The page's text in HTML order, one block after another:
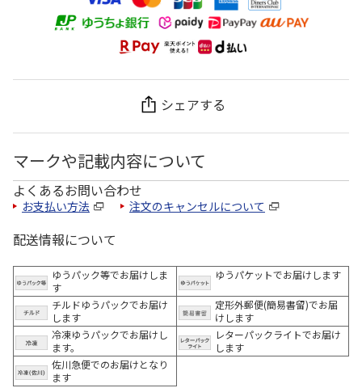
シェアする
マークや記載内容について
よくあるお問い合わせ
お支払い方法 注文のキャンセルについて
配送情報について
ゆうパック等でお届けしま
す
ゆうパケットでお届けします
チルドゆうパックでお届け
します
定形外郵便(簡易書留)でお届
けします
冷凍ゆうパックでお届けし
ます。
レターパックライトでお届け
します
佐川急便でのお届けとなり
ます